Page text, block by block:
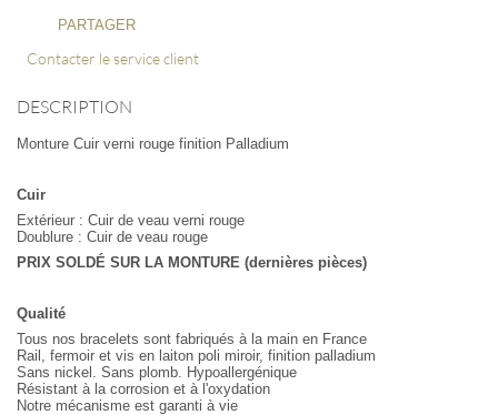
PARTAGER
Contacter le service client
DESCRIPTION
Monture Cuir verni rouge finition Palladium
Cuir
Extérieur : Cuir de veau verni rouge
Doublure : Cuir de veau rouge
PRIX SOLDÉ SUR LA MONTURE (dernières pièces)
Qualité
Tous nos bracelets sont fabriqués à la main en France
Rail, fermoir et vis en laiton poli miroir, finition palladium
Sans nickel. Sans plomb. Hypoallergénique
Résistant à la corrosion et à l'oxydation
Notre mécanisme est garanti à vie